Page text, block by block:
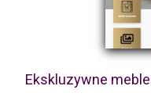
Ekskluzywne